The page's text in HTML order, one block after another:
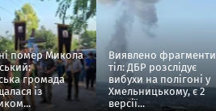
помер Микола
громада
із
Виявлено фрагменти
тіл: ДБР розслідує
вибухи на полігоні у
Хмельницькому, є 2
версії...